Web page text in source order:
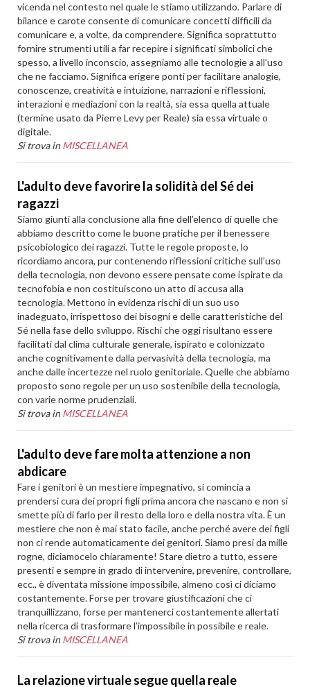
vicenda nel contesto nel quale le stiamo utilizzando. Parlare di
bilance e carote consente di comunicare concetti difficili da
comunicare e, a volte, da comprendere. Significa soprattutto
fornire strumenti utili a far recepire i significati simbolici che
spesso, a livello inconscio, assegniamo alle tecnologie a all’uso
che ne facciamo. Significa erigere ponti per facilitare analogie,
conoscenze, creatività e intuizione, narrazioni e riflessioni,
interazioni e mediazioni con la realtà, sia essa quella attuale
(termine usato da Pierre Levy per Reale) sia essa virtuale o
digitale.
Si trova in MISCELLANEA
L'adulto deve favorire la solidità del Sé dei
ragazzi
Siamo giunti alla conclusione alla fine dell’elenco di quelle che
abbiamo descritto come le buone pratiche per il benessere
psicobiologico dei ragazzi. Tutte le regole proposte, lo
ricordiamo ancora, pur contenendo riflessioni critiche sull’uso
della tecnologia, non devono essere pensate come ispirate da
tecnofobia e non costituiscono un atto di accusa alla
tecnologia. Mettono in evidenza rischi di un suo uso
inadeguato, irrispettoso dei bisogni e delle caratteristiche del
Sé nella fase dello sviluppo. Rischi che oggi risultano essere
facilitati dal clima culturale generale, ispirato e colonizzato
anche cognitivamente dalla pervasività della tecnologia, ma
anche dalle incertezze nel ruolo genitoriale. Quelle che abbiamo
proposto sono regole per un uso sostenibile della tecnologia,
con varie norme prudenziali.
Si trova in MISCELLANEA
L'adulto deve fare molta attenzione a non
abdicare
Fare i genitori è un mestiere impegnativo, si comincia a
prendersi cura dei propri figli prima ancora che nascano e non si
smette più di farlo per il resto della loro e della nostra vita. È un
mestiere che non è mai stato facile, anche perché avere dei figli
non ci rende automaticamente dei genitori. Siamo presi da mille
rogne, diciamocelo chiaramente! Stare dietro a tutto, essere
presenti e sempre in grado di intervenire, prevenire, controllare,
ecc., è diventata missione impossibile, almeno così ci diciamo
costantemente. Forse per trovare giustificazioni che ci
tranquillizzano, forse per mantenerci costantemente allertati
nella ricerca di trasformare l’impossibile in possibile e reale.
Si trova in MISCELLANEA
La relazione virtuale segue quella reale